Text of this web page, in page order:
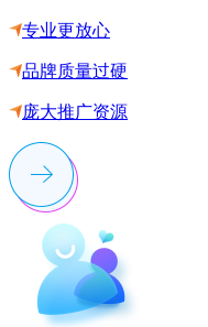
专业更放心
品牌质量过硬
庞大推广资源